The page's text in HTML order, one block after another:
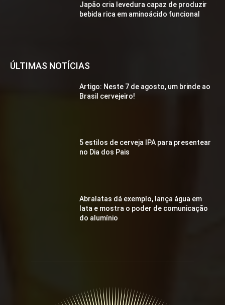
Japão cria levedura capaz de produzir
bebida rica em aminoácido funcional
ÚLTIMAS NOTÍCIAS
Artigo: Neste 7 de agosto, um brinde ao
Brasil cervejeiro!
5 estilos de cerveja IPA para presentear
no Dia dos Pais
Abralatas dá exemplo, lança água em
lata e mostra o poder de comunicação
do alumínio